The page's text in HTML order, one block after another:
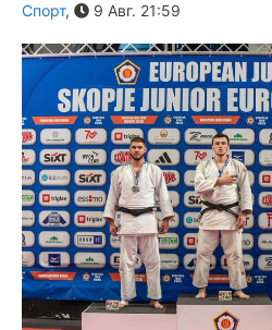
Спорт, 9 Авг. 21:59